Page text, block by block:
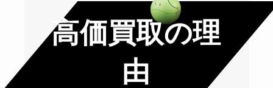
高価買取の理
由